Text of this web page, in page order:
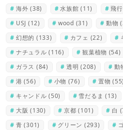
海外 (38) 水族館 (11) 飛
USJ (12) wood (31) 動物
幻想的 (133) カフェ (22)
ナチュラル (116) 観葉植物 (54)
ガラス (84) 透明 (208) 動
港 (56) 小物 (76) 置物 (55)
キャンドル (50) 雪だるま (13)
大阪 (130) 京都 (101) 白
青 (301) グリーン (293)